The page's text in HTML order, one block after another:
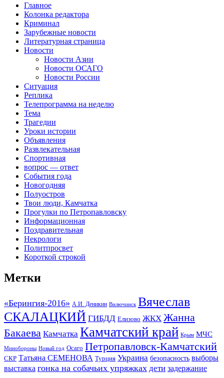
Главное
Колонка редактора
Криминал
Зарубежные новости
Литературная страница
Новости
Новости Азии
Новости ОСАГО
Новости России
Ситуация
Реплика
Телепрограмма на неделю
Тема
Трагедии
Уроки истории
Объявления
Развлекательная
Спортивная
вопрос — ответ
События года
Новогодняя
Полуостров
Твои люди, Камчатка
Прогулки по Петропавловску
Информационная
Поздравительная
Некрологи
Политпросвет
Короткой строкой
Метки
«Берингия-2016» А.И. Деникин Вилючинск Вячеслав
СКАЛАЦКИЙ ГИБДД Елизово ЖКХ Жанна
Бакаева Камчатка Камчатский край Крым МЧС
Минобороны Новый год Осаго Петропавловск-Камчатский
СКР Татьяна СЕМЕНОВА Турция Украина безопасность выборы
выставка гонка на собачьих упряжках дети задержание